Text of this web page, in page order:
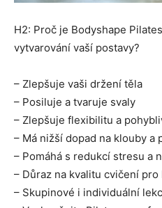
H2: Proč je Bodyshape
vytvarování vaší postavy?
– Zlepšuje vaši držení těla
– Posiluje a tvaruje svaly
– Zlepšuje flexibilitu a
– Má nižší dopad na klouby a
– Pomáhá s redukcí stresu a
– Důraz na kvalitu cvičení
– Skupinové i individuální